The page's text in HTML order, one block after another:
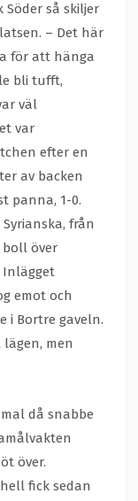
Söder så skiljer
– Det här
för att hänga
bli tufft,
väl
var
efter en
av backen
panna, 1-0.
från
boll över
Inlägget
emot och
i Bortre gaveln.
lägen, men
då snabbe
över.
fick sedan